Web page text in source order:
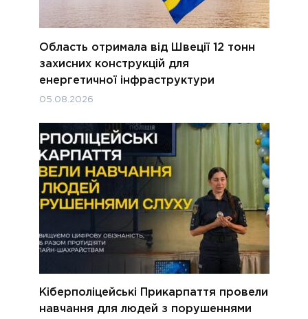
Область отримала від Швеції 12 тонн
захисних конструкцій для
енергетичної інфраструктури
05.08.2026
Кіберполіцейські Прикарпаття провели
навчання для людей з порушеннями